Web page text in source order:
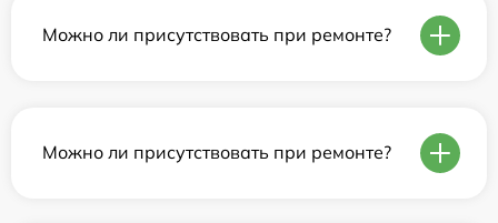
Можно ли присутствовать при ремонте?
Можно ли присутствовать при ремонте?